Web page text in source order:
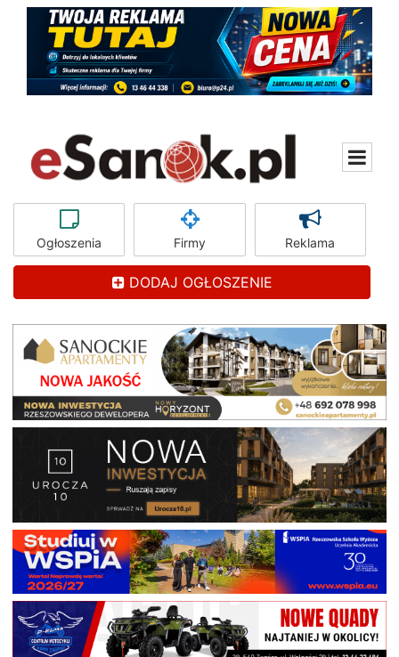
Ogłoszenia Firmy Reklama
DODAJ OGŁOSZENIE